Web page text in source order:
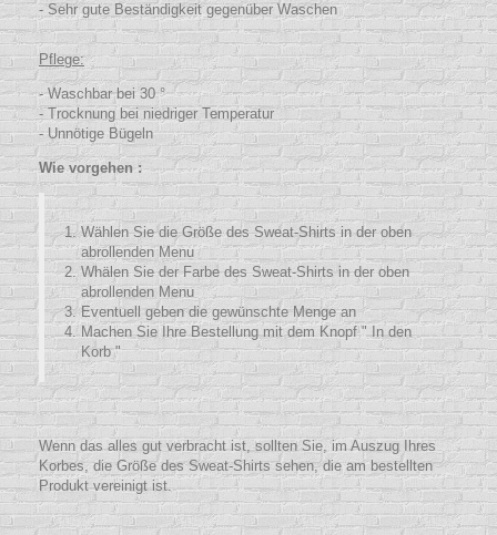
- Sehr gute Beständigkeit gegenüber Waschen
Pflege:
- Waschbar bei 30 °
- Trocknung bei niedriger Temperatur
- Unnötige Bügeln
Wie vorgehen :
Wählen Sie die Größe des Sweat-Shirts in der oben
abrollenden Menu
Whälen Sie der Farbe des Sweat-Shirts in der oben
abrollenden Menu
Eventuell geben die gewünschte Menge an
Machen Sie Ihre Bestellung mit dem Knopf " In den
Korb "
Wenn das alles gut verbracht ist, sollten Sie, im Auszug Ihres
Korbes, die Größe des Sweat-Shirts sehen, die am bestellten
Produkt vereinigt ist.